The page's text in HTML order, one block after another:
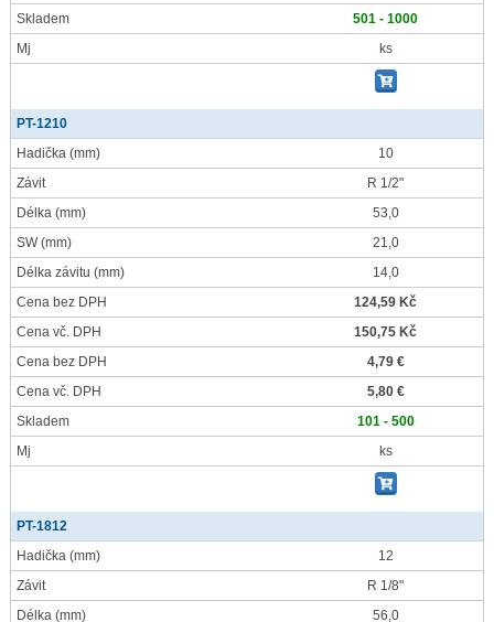
Skladem
501 - 1000
Mj
ks
PT-1210
Hadička (mm)
10
Závit
R 1/2"
Délka (mm)
53,0
SW(mm)
21,0
Délka závitu (mm)
14,0
Cena bez DPH
124,59 Kč
Cena vč. DPH
150,75 Kč
Cena bez DPH
4,79 €
Cena vč. DPH
5,80 €
Skladem
101 - 500
Mj
ks
PT-1812
Hadička (mm)
12
Závit
R 1/8"
Délka (mm) 56,0